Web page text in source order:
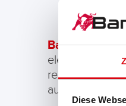
Diese
Banner Tipp:
elektrische
reduziert.
aufgeladen